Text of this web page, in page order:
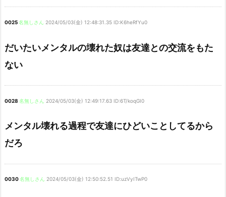
0025名無しさん 2024/05/03(金) 12:48:31.35 ID:K6heRfYu0
だいたいメンタルの壊れた奴は友達との交流をもた
ない
0028 名無しさん 2024/05/03(金) 12:49:17.63 ID:6T/koqGI0
メンタル壊れる過程で友達にひどいことしてるから
だろ
0030名無しさん 2024/05/03(金) 12:50:52.51 ID:uzVyITwP0